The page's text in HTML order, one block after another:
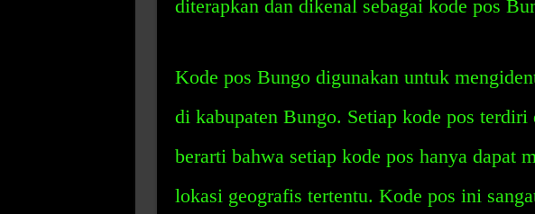
diterapkan dan dikenal sebagai kode pos
Kode pos Bungo digunakan untuk
di kabupaten Bungo. Setiap kode pos
berarti bahwa setiap kode pos hanya dapat
lokasi geografis tertentu. Kode pos ini